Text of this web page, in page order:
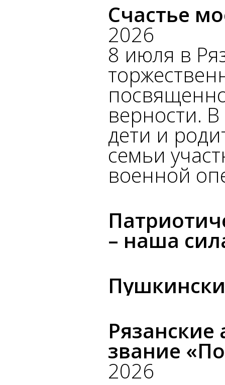
Счастье
2026
8 июля в
верности. В
дети и
семьи
военной
– наша
звание
2026